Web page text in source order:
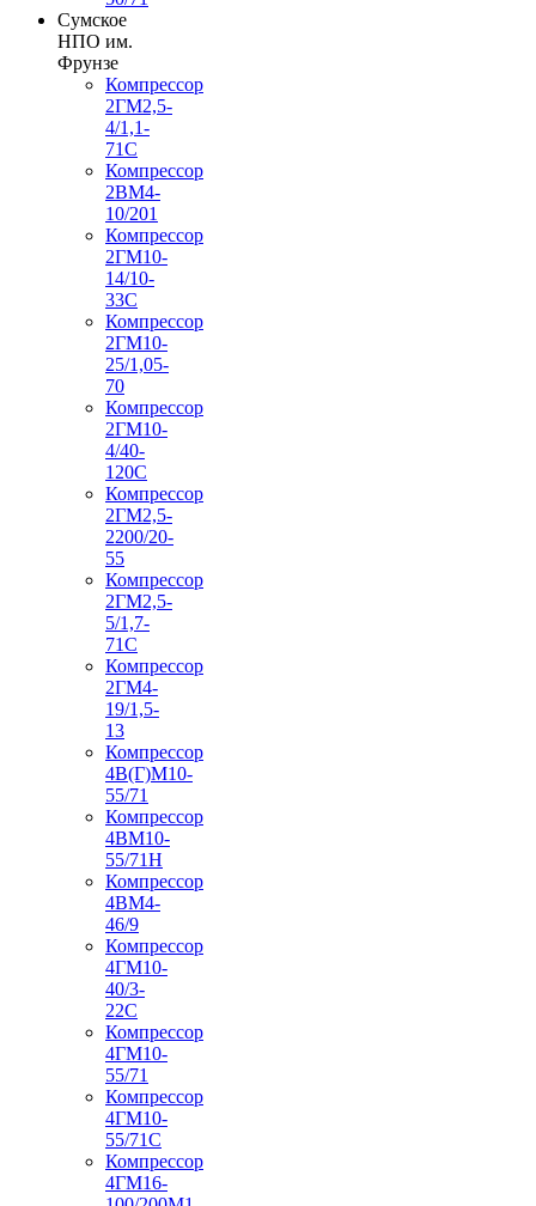
Сумское
НПО им.
Фрунзе
Компрессор
2ГМ2,5-
4/1,1-
71С
Компрессор
2ВМ4-
10/201
Компрессор
2ГМ10-
14/10-
33С
Компрессор
2ГМ10-
25/1,05-
70
Компрессор
2ГМ10-
4/40-
120С
Компрессор
2ГМ2,5-
2200/20-
55
Компрессор
2ГМ2,5-
5/1,7-
71С
Компрессор
2ГМ4-
19/1,5-
13
Компрессор
4В(Г)М10-
55/71
Компрессор
4ВМ10-
55/71Н
Компрессор
4ВМ4-
46/9
Компрессор
4ГМ10-
40/3-
22С
Компрессор
4ГМ10-
55/71
Компрессор
4ГМ10-
55/71С
Компрессор
4ГМ16-